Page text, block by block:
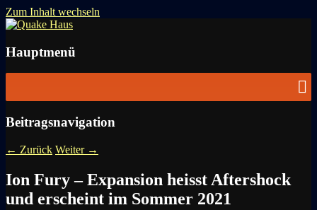
Zum Inhalt wechseln
Quake Haus
Hauptmenü
Beitragsnavigation
← Zurück Weiter →
Ion Fury – Expansion heisst Aftershock
und erscheint im Sommer 2021